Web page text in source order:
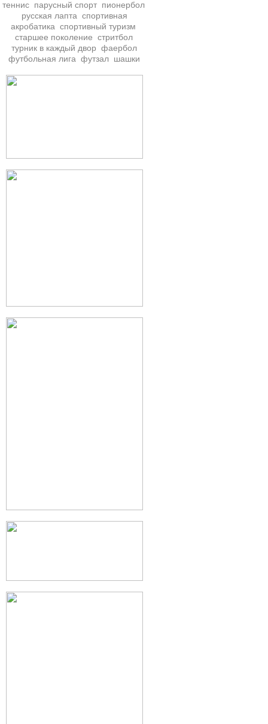
теннис парусный спорт пионербол
русская лапта спортивная
акробатика спортивный туризм
старшее поколение стритбол
турник в каждый двор фаербол
футбольная лига футзал шашки